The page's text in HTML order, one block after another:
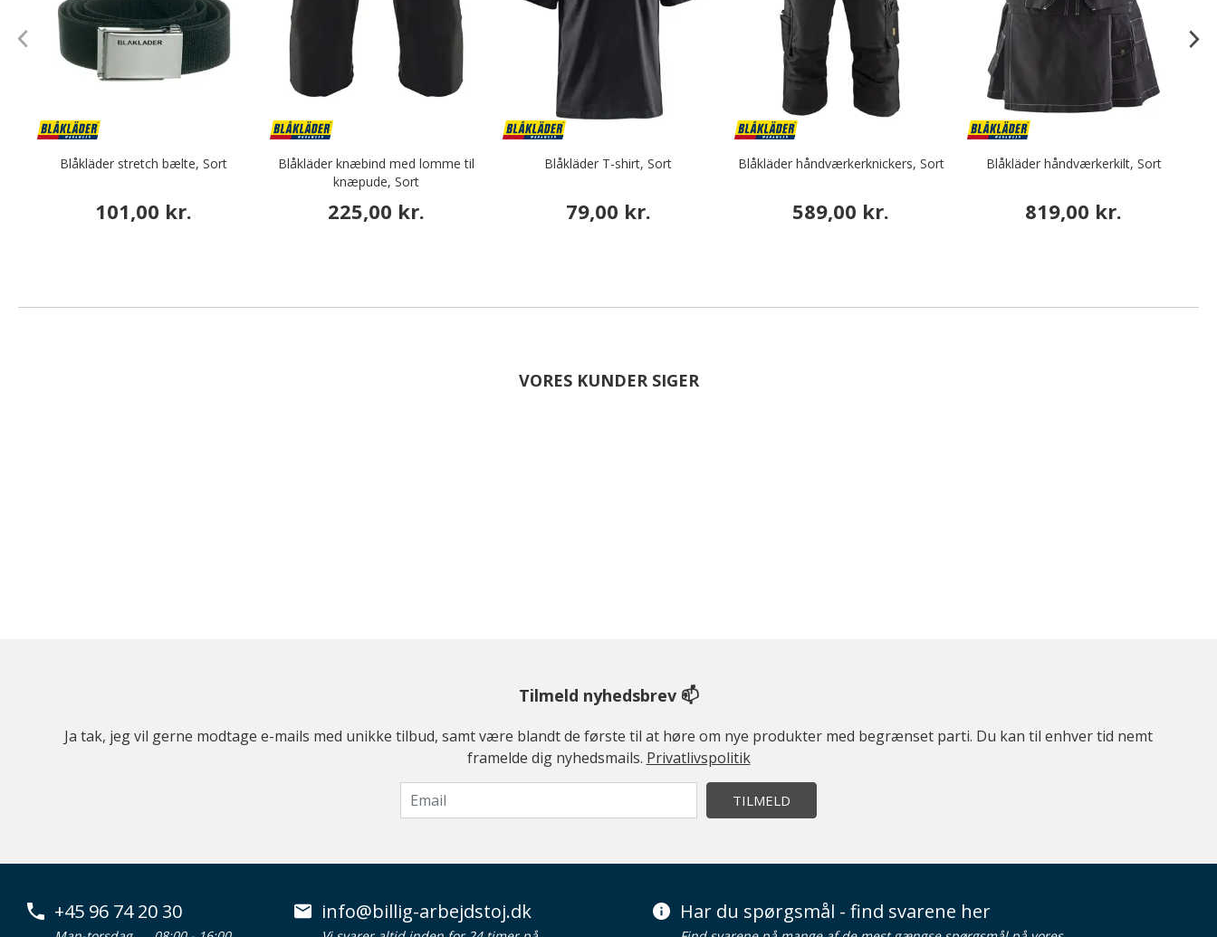
Blåkläder stretch bælte, Sort
101,00 kr.
Blåkläder knæbind med lomme til
knæpude, Sort
225,00 kr.
Blåkläder T-shirt, Sort
79,00 kr.
Blåkläder håndværkerknickers, Sort
589,00 kr.
Blåkläder håndværkerkilt, Sort
819,00 kr.
VORES KUNDER SIGER
Tilmeld nyhedsbrev 📫
Ja tak, jeg vil gerne modtage e-mails med unikke tilbud, samt være blandt de første til at høre om nye produkter med begrænset parti. Du kan til enhver tid nemt
framelde dig nyhedsmails. Privatlivspolitik
TILMELD
+45 96 74 20 30 info@billig-arbejdstoj.dk Har du spørgsmål - find svarene her